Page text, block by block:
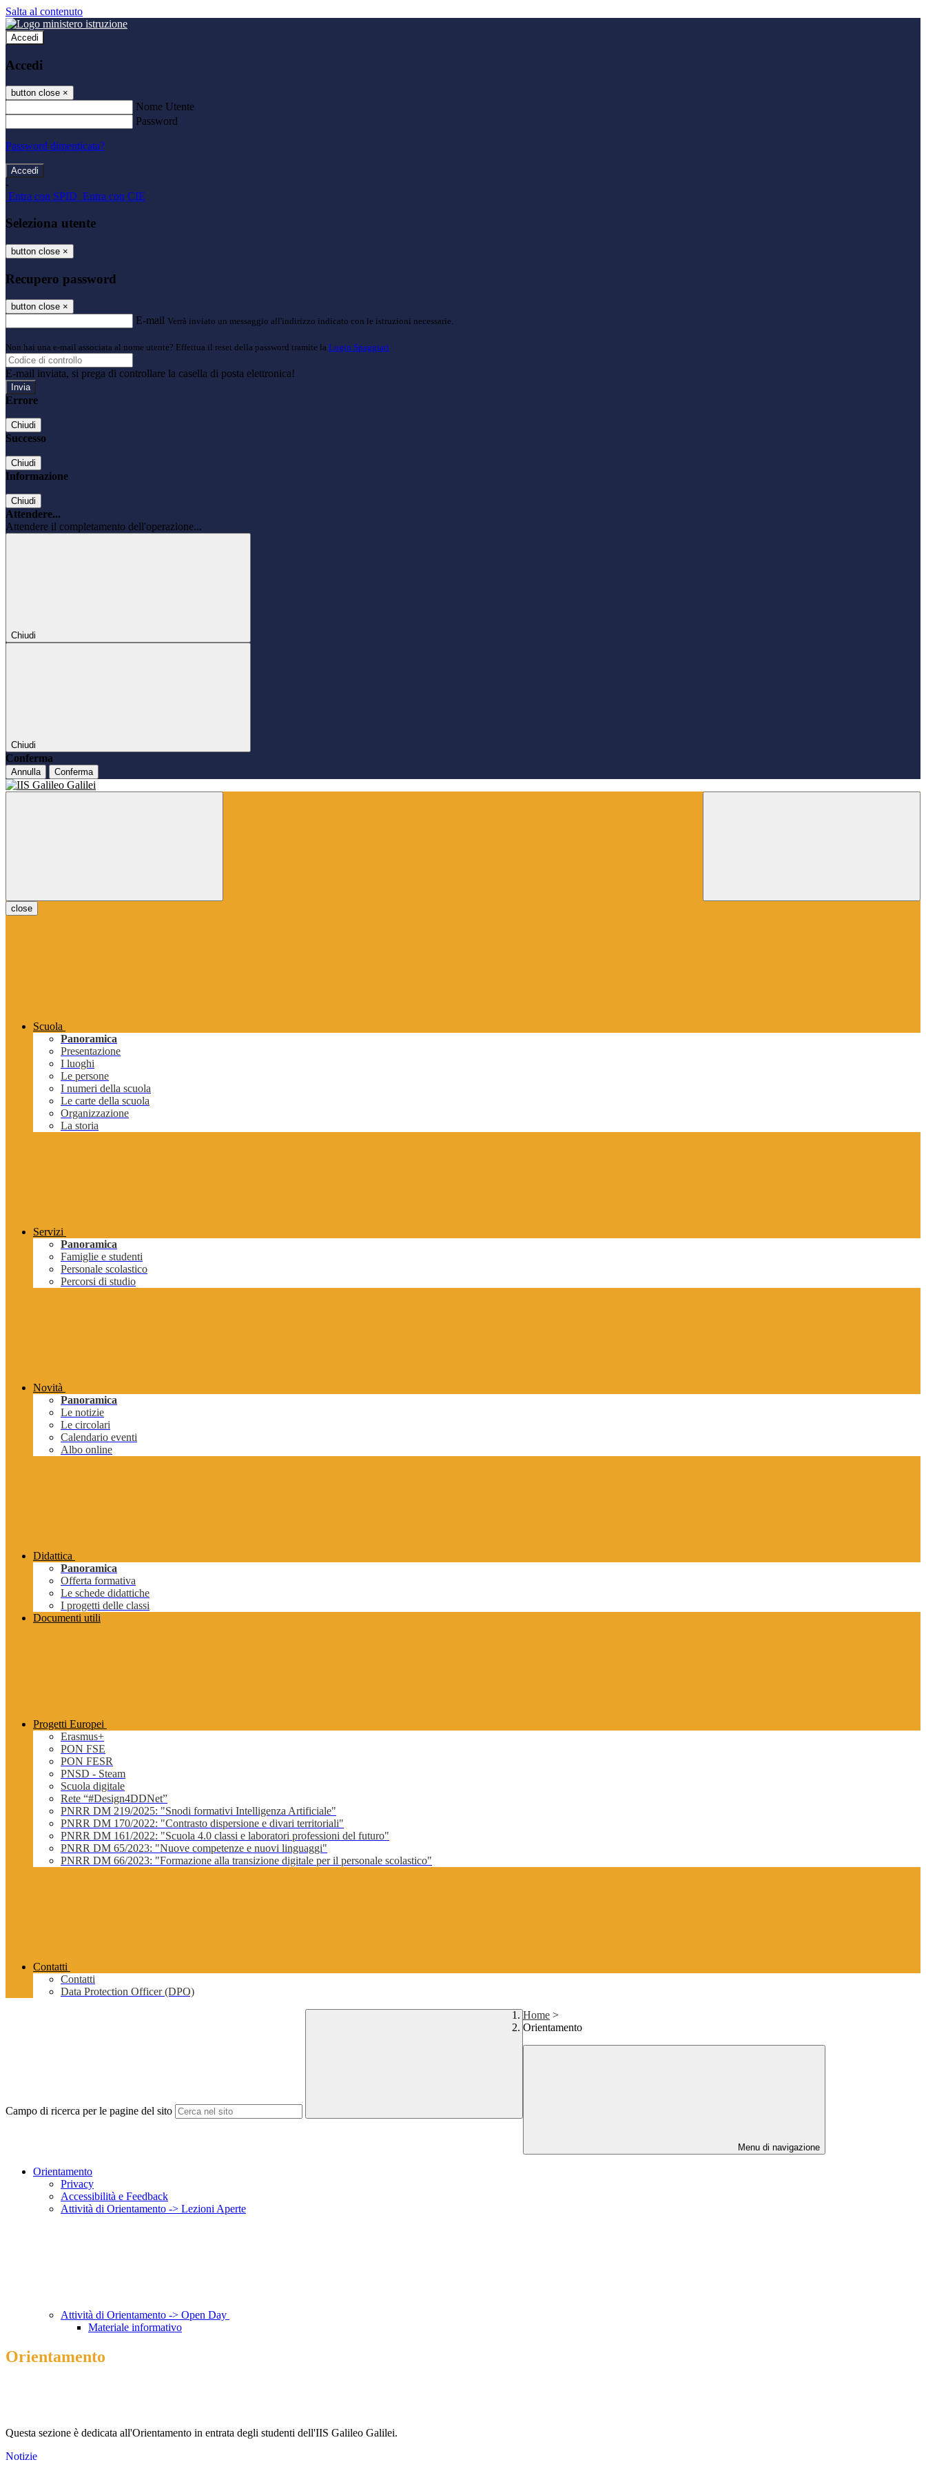
Salta al contenuto
Accedi
Accedi
button close ×
Nome Utente
Password
Password dimenticata?
-
Entra con SPID Entra con CIE
Seleziona utente
button close ×
Recupero password
button close ×
E-mail Verrà inviato un messaggio all'indirizzo indicato con le istruzioni necessarie.
Non hai una e-mail associata al nome utente? Effettua il reset della password tramite la Login Spaggiari
E-mail inviata, si prega di controllare la casella di posta elettronica!
Errore
Chiudi
Successo
Chiudi
Informazione
Chiudi
Attendere...
Attendere il completamento dell'operazione...
Chiudi
Chiudi
Conferma
Annulla Conferma
close
Scuola
Panoramica
Presentazione
I luoghi
Le persone
I numeri della scuola
Le carte della scuola
Organizzazione
La storia
Servizi
Panoramica
Famiglie e studenti
Personale scolastico
Percorsi di studio
Novità
Panoramica
Le notizie
Le circolari
Calendario eventi
Albo online
Didattica
Panoramica
Offerta formativa
Le schede didattiche
I progetti delle classi
Documenti utili
Progetti Europei
Erasmus+
PON FSE
PON FESR
PNSD - Steam
Scuola digitale
Rete “#Design4DDNet”
PNRR DM 219/2025: "Snodi formativi Intelligenza Artificiale"
PNRR DM 170/2022: "Contrasto dispersione e divari territoriali"
PNRR DM 161/2022: "Scuola 4.0 classi e laboratori professioni del futuro"
PNRR DM 65/2023: "Nuove competenze e nuovi linguaggi"
PNRR DM 66/2023: "Formazione alla transizione digitale per il personale scolastico"
Contatti
Contatti
Data Protection Officer (DPO)
Campo di ricerca per le pagine del sito
Home >
Orientamento
Menu di navigazione
Orientamento
Privacy
Accessibilità e Feedback
Attività di Orientamento -> Lezioni Aperte
Attività di Orientamento -> Open Day
Materiale informativo
Orientamento
Questa sezione è dedicata all'Orientamento in entrata degli studenti dell'IIS Galileo Galilei.
Notizie